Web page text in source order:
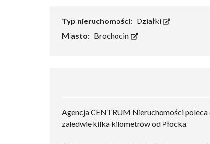
Typ nieruchomości: Działki
Miasto: Brochocin
Agencja CENTRUM Nieruchomości poleca
zaledwie kilka kilometrów od Płocka.